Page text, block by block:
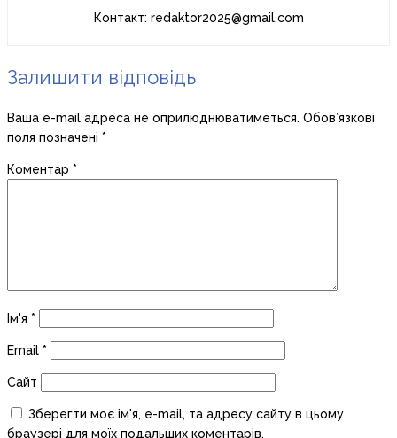
Контакт: redaktor2025@gmail.com
Залишити відповідь
Ваша e-mail адреса не оприлюднюватиметься. Обов’язкові
поля позначені *
Коментар *
Ім'я *
Email *
Сайт
Зберегти моє ім'я, e-mail, та адресу сайту в цьому
браузері для моїх подальших коментарів.